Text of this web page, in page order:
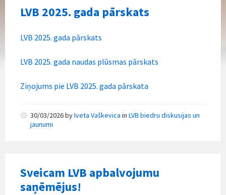
LVB 2025. gada pārskats
LVB 2025. gada pārskats
LVB 2025. gada naudas plūsmas pārskats
Ziņojums pie LVB 2025. gada pārskata
30/03/2026byIveta Vaškevica in LVB biedru diskusijas un
jaunumi
Sveicam LVB apbalvojumu
saņēmējus!